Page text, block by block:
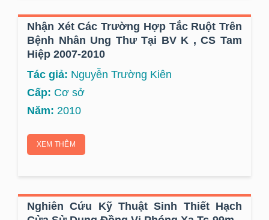
Nhận Xét Các Trường Hợp Tắc Ruột Trên
Bệnh Nhân Ung Thư Tại BV K , CS Tam
Hiệp 2007-2010
Tác giả: Nguyễn Trường Kiên
Cấp: Cơ sở
Năm: 2010
XEM THÊM
Nghiên Cứu Kỹ Thuật Sinh Thiết Hạch